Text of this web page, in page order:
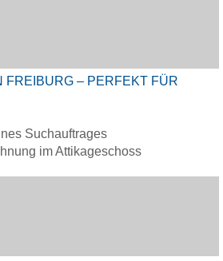
FREIBURG – PERFEKT FÜR
Suchauftrages
im Attikageschoss